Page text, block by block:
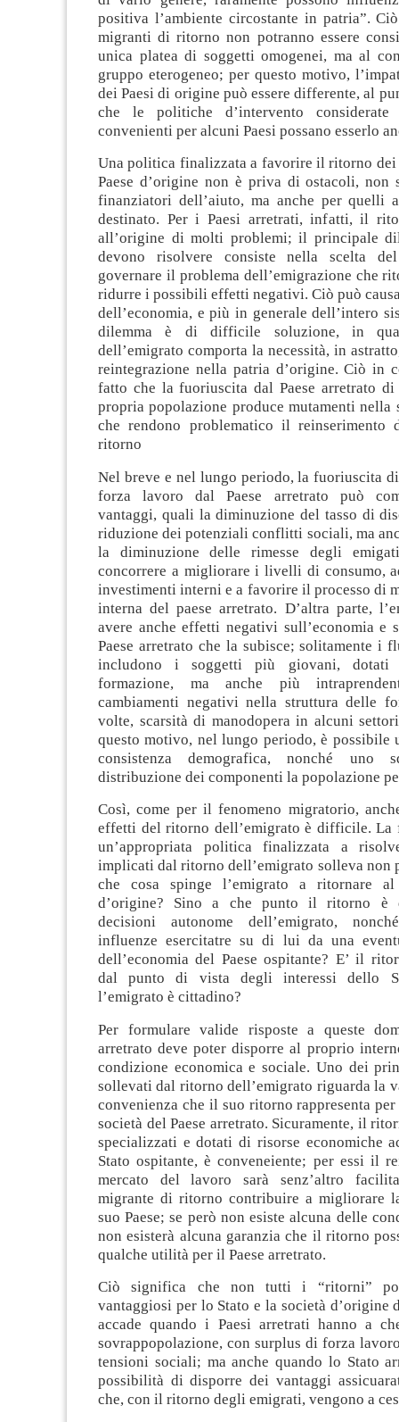
positiva l’ambiente circostante in patria”.
migranti di ritorno non potranno essere
unica platea di soggetti omogenei, ma al
gruppo eterogeneo; per questo motivo,
dei Paesi di origine può essere differente, al
che le politiche d’intervento considerate
convenienti per alcuni Paesi possano esserlo
Una politica finalizzata a favorire il ritorno
Paese d’origine non è priva di ostacoli, non
finanziatori dell’aiuto, ma anche per quelli
destinato. Per i Paesi arretrati, infatti, il
all’origine di molti problemi; il principale
devono risolvere consiste nella scelta
governare il problema dell’emigrazione che
ridurre i possibili effetti negativi. Ciò può
dell’economia, e più in generale dell’intero
dilemma è di difficile soluzione, in
dell’emigrato comporta la necessità, in
reintegrazione nella patria d’origine. Ciò in
fatto che la fuoriuscita dal Paese arretrato
propria popolazione produce mutamenti nella
che rendono problematico il reinserimento
ritorno
Nel breve e nel lungo periodo, la fuoriuscita
forza lavoro dal Paese arretrato può
vantaggi, quali la diminuzione del tasso di
riduzione dei potenziali conflitti sociali, ma
la diminuzione delle rimesse degli
concorrere a migliorare i livelli di consumo,
investimenti interni e a favorire il processo di
interna del paese arretrato. D’altra parte,
avere anche effetti negativi sull’economia e
Paese arretrato che la subisce; solitamente i
includono i soggetti più giovani, dotati
formazione, ma anche più
cambiamenti negativi nella struttura delle
volte, scarsità di manodopera in alcuni
questo motivo, nel lungo periodo, è possibile
consistenza demografica, nonché uno
distribuzione dei componenti la popolazione
Così, come per il fenomeno migratorio,
effetti del ritorno dell’emigrato è difficile. La
un’appropriata politica finalizzata a
implicati dal ritorno dell’emigrato solleva non
che cosa spinge l’emigrato a ritornare al
d’origine? Sino a che punto il ritorno è
decisioni autonome dell’emigrato,
influenze esercitatre su di lui da una
dell’economia del Paese ospitante? E’ il
dal punto di vista degli interessi dello
l’emigrato è cittadino?
Per formulare valide risposte a queste
arretrato deve poter disporre al proprio
condizione economica e sociale. Uno dei
sollevati dal ritorno dell’emigrato riguarda la
convenienza che il suo ritorno rappresenta
società del Paese arretrato. Sicuramente, il
specializzati e dotati di risorse economiche
Stato ospitante, è conveneiente; per essi il
mercato del lavoro sarà senz’altro
migrante di ritorno contribuire a migliorare
suo Paese; se però non esiste alcuna delle
non esisterà alcuna garanzia che il ritorno
qualche utilità per il Paese arretrato.
Ciò significa che non tutti i “ritorni”
vantaggiosi per lo Stato e la società d’origine
accade quando i Paesi arretrati hanno a
sovrappopolazione, con surplus di forza
tensioni sociali; ma anche quando lo Stato
possibilità di disporre dei vantaggi
che, con il ritorno degli emigrati, vengono a